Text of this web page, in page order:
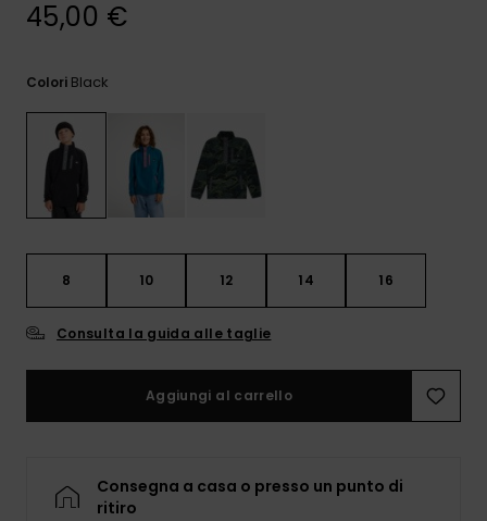
45,00 €
Colori Black
8 10 12 14 16
Consulta la guida alle taglie
Aggiungi al carrello
Consegna a casa o presso un punto di
ritiro